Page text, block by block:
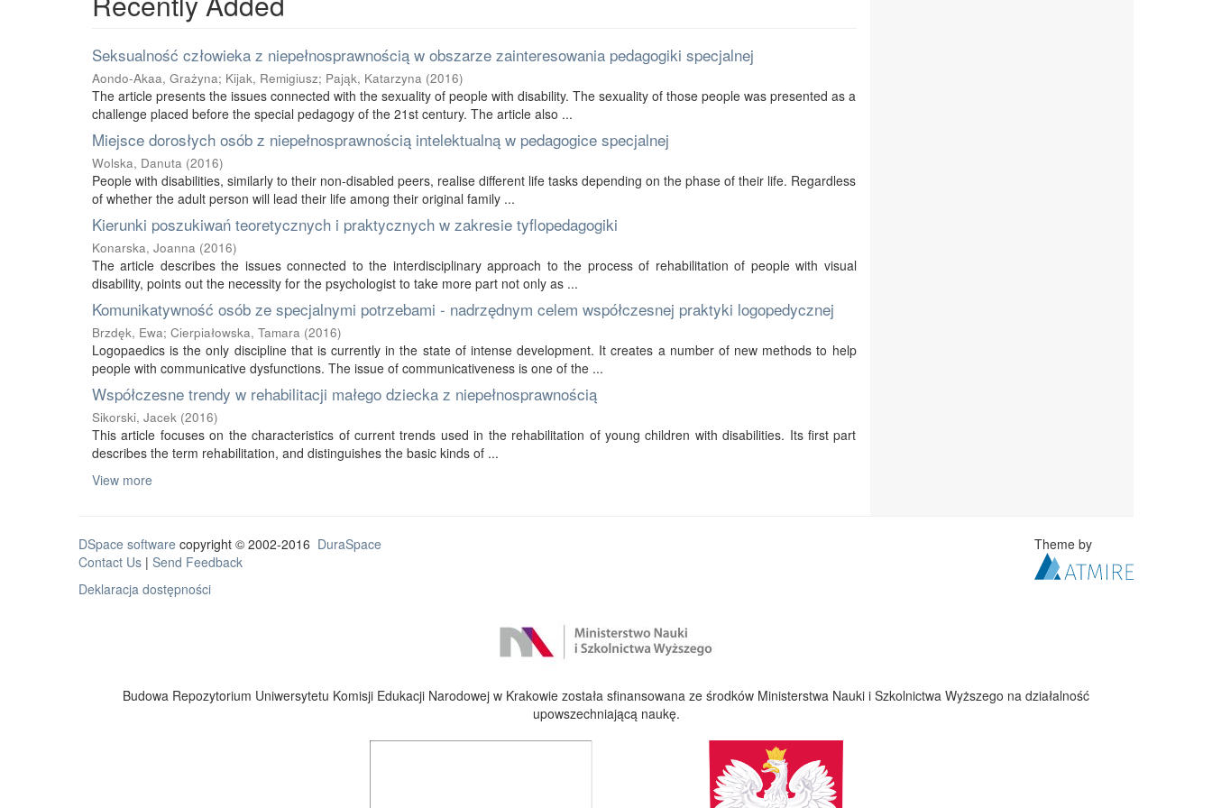
Seksualność człowieka z niepełnosprawnością w obszarze zainteresowania pedagogiki specjalnej
Aondo-Akaa, Grażyna; Kijak, Remigiusz; Pająk, Katarzyna (2016)
The article presents the issues connected with the sexuality of people with disability. The sexuality of those people was presented as a
challenge placed before the special pedagogy of the 21st century. The article also ...
Miejsce dorosłych osób z niepełnosprawnością intelektualną w pedagogice specjalnej
Wolska, Danuta (2016)
People with disabilities, similarly to their non-disabled peers, realise different life tasks depending on the phase of their life. Regardless
of whether the adult person will lead their life among their original family ...
Kierunki poszukiwań teoretycznych i praktycznych w zakresie tyflopedagogiki
Konarska, Joanna (2016)
The article describes the issues connected to the interdisciplinary approach to the process of rehabilitation of people with visual
disability, points out the necessity for the psychologist to take more part not only as ...
Komunikatywność osób ze specjalnymi potrzebami - nadrzędnym celem współczesnej praktyki logopedycznej
Brzdęk, Ewa; Cierpiałowska, Tamara (2016)
Logopaedics is the only discipline that is currently in the state of intense development. It creates a number of new methods to help
people with communicative dysfunctions. The issue of communicativeness is one of the ...
Współczesne trendy w rehabilitacji małego dziecka z niepełnosprawnością
Sikorski, Jacek (2016)
This article focuses on the characteristics of current trends used in the rehabilitation of young children with disabilities. Its first part
describes the term rehabilitation, and distinguishes the basic kinds of ...
View more
DSpace software copyright © 2002-2016 DuraSpace
Contact Us | Send Feedback
Deklaracja dostępności
Theme by
Budowa Repozytorium Uniwersytetu Komisji Edukacji Narodowej w Krakowie została sfinansowana ze środków Ministerstwa Nauki i Szkolnictwa Wyższego na działalność
upowszechniającą naukę.